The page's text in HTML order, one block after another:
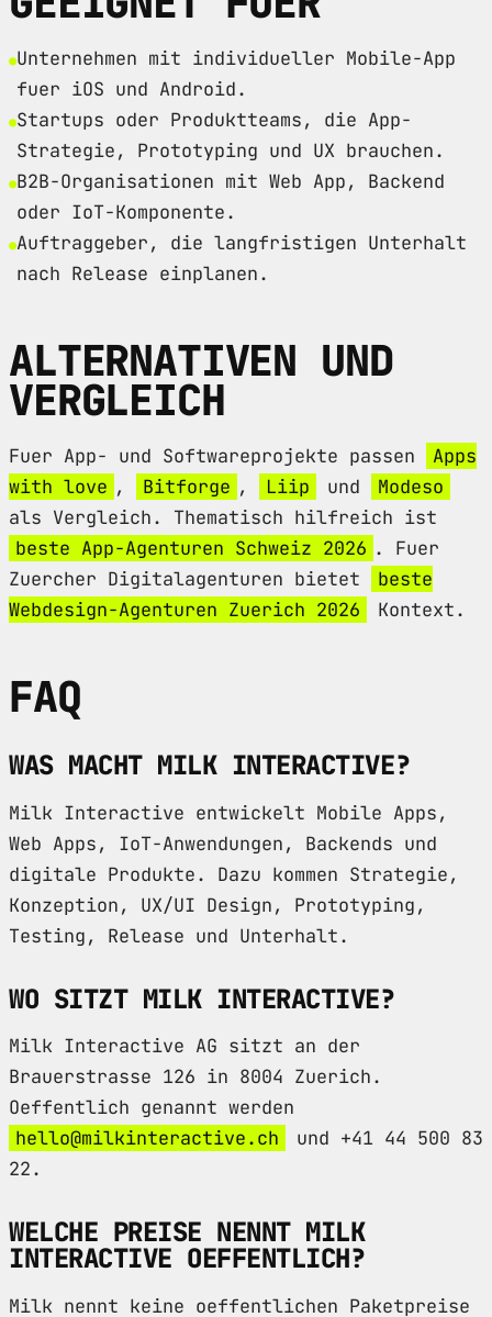
Unternehmen mit individueller Mobile-App
fuer iOS und Android.
Startups oder Produktteams, die App-
Strategie, Prototyping und UX brauchen.
B2B-Organisationen mit Web App, Backend
oder IoT-Komponente.
Auftraggeber, die langfristigen Unterhalt
nach Release einplanen.
ALTERNATIVEN UND
VERGLEICH
Fuer App- und Softwareprojekte passen
Apps
with love , Bitforge , Liip und
Modeso
als Vergleich. Thematisch hilfreich ist
beste App-Agenturen Schweiz 2026 . Fuer
Zuercher Digitalagenturen bietet
beste
Webdesign-Agenturen Zuerich 2026
Kontext.
FAQ
WAS MACHT MILK INTERACTIVE?
Milk Interactive entwickelt Mobile Apps,
Web Apps, IoT-Anwendungen, Backends und
digitale Produkte. Dazu kommen Strategie,
Konzeption, UX/UI Design, Prototyping,
Testing, Release und Unterhalt.
WO SITZT MILK INTERACTIVE?
Milk Interactive AG sitzt an der
Brauerstrasse 126 in 8004 Zuerich.
Oeffentlich genannt werden
hello@milkinteractive.ch
und +41 44 500 83
22.
WELCHE PREISE NENNT MILK
INTERACTIVE OEFFENTLICH?
Milk nennt keine oeffentlichen Paketpreise